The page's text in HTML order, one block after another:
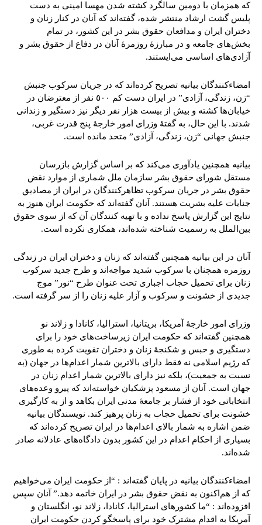
که همزمان با دومین سالگرد کشته شدن مهسا امینی به دست
پلیس گشت ارشاد منتشر شده، گفته‌اند که آنان در کنار زنان و
دختران ایران و مدافعان حقوق بشر در این کشور، در تمام
بخش‌های جامعه و در مبارزۀ روزمرۀ آنان در دفاع از حقوق بشر و
آزادی‌های اساسی می‌ایستند.
امضاءکنندگان بیانیه تصریح کرده‌اند که در جریان سرکوب جنبش
“زن، زندگی، آزادی” در ایران دست کم ٥٠٠ نفر از معترضان در
خیابان‌ها کشته و بیش از بیست هزار نفر دیگر نیز دستگیر و زندانی
شدند. با این حال، به گفتۀ وزرای امور خارجۀ پنج قدرت غربی،
جنبش جهانی “زن، زندگی، آزادی” متحد مانده است.
بیانیه همچنین یادآوری می‌کند که بر اساس گزارش بازرسان
مستقل شورای حقوق بشر سازمان ملل شماری از موارد نقض
حقوق بشر در جریان سرکوب تظاهرکنندگان در ایران از مصادیق
جنایات علیه بشریت هستند. آنان گفته‌اند که حکومت ایران هنوز به
نتایج این گزارش پاسخ نداده و با تهیه کنندگان آن که از سوی حقوق
بین‌الملل به رسمیت شناخته شده‌اند، همکاری نکرده است.
آنان در این بیانیه همچنین گفته‌اند که زنان و دختران ایران در زندگی
روزمره همچنان با سرکوب شدید مواجه‌اند و طرح جدید سرکوب
زنان برای تحمیل حجاب اجباری تحت عنوان طرح “نور” موج
جدیدی از خشونت و سرکوب و آزار علیه زنان را از سر گرفته است.
وزرای امور خارجۀ آمریکا، بریتانیا، استرالیا، کانادا و زلاند نو
همچنین گفته‌اند که حکومت ایران زیرساخت‌های خود را برای
دستگیری و حبس و شکنجۀ زنان و دختران تقویت کرده به طوری
که رژیم اسلامی نه فقط دارای بالاترین شمار اعدام‌ها در جهان (به
نسبت به جمعیت)، بلکه نیز دارای بالاترین شمار اعدام زنان در
جهان است. آنان از مسعود پزشکیان خواسته‌اند که پیرو وعده‌های
انتخاباتی خود از فشار بر جامعۀ مدنی ایران بکاهد و از به کارگیری
خشونت برای تحمیل حجاب به زنان پرهیز کند. نویسندگان بیانیه
ضمن اشاره به شمار بالای اعدام‌ها در ایران تصریح کرده‌اند که
بسیاری از احکام اعدام در این کشور بدون دادگاه‌های عادلانه صادر
شده‌اند.
امضاءکنندگان بیانیه در پایان گفته‌اند : “از حکومت ایران می‌خواهیم
که از هم‌اکنون به نقض حقوق بشر در ایران خاتمه دهد.” آنان سپس
افزوده‌اند : “ما کشورهای استرالیا، کانادا، زلاند نو، انگلستان و
آمریکا به اقدام مشترک خود برای پاسخگو کردن حکومت ایران